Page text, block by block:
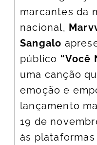
marcantes da
nacional,
Sangalo
público “Você
uma canção
emoção e
lançamento
19 de
às